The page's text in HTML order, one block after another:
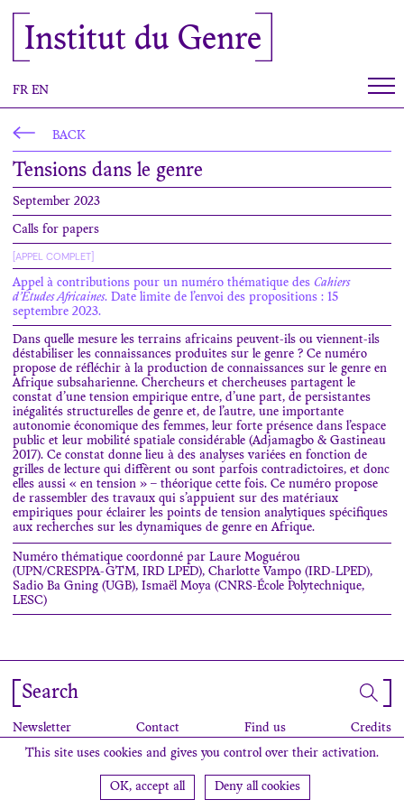
Institut du Genre
FR EN
BACK
Tensions dans le genre
September 2023
Calls for papers
[APPEL COMPLET]
Appel à contributions pour un numéro thématique des Cahiers
d’Études Africaines. Date limite de l’envoi des propositions : 15
septembre 2023.
Dans quelle mesure les terrains africains peuvent-ils ou viennent-ils
déstabiliser les connaissances produites sur le genre ? Ce numéro
propose de réfléchir à la production de connaissances sur le genre en
Afrique subsaharienne. Chercheurs et chercheuses partagent le
constat d’une tension empirique entre, d’une part, de persistantes
inégalités structurelles de genre et, de l’autre, une importante
autonomie économique des femmes, leur forte présence dans l’espace
public et leur mobilité spatiale considérable (Adjamagbo & Gastineau
2017). Ce constat donne lieu à des analyses variées en fonction de
grilles de lecture qui diffèrent ou sont parfois contradictoires, et donc
elles aussi « en tension » – théorique cette fois. Ce numéro propose
de rassembler des travaux qui s’appuient sur des matériaux
empiriques pour éclairer les points de tension analytiques spécifiques
aux recherches sur les dynamiques de genre en Afrique.
Numéro thématique coordonné par Laure Moguérou
(UPN/CRESPPA-GTM, IRD LPED), Charlotte Vampo (IRD-LPED),
Sadio Ba Gning (UGB), Ismaël Moya (CNRS-École Polytechnique,
LESC)
Search
Newsletter Contact Find us Credits
This site uses cookies and gives you control over their activation.
OK, accept all Deny all cookies